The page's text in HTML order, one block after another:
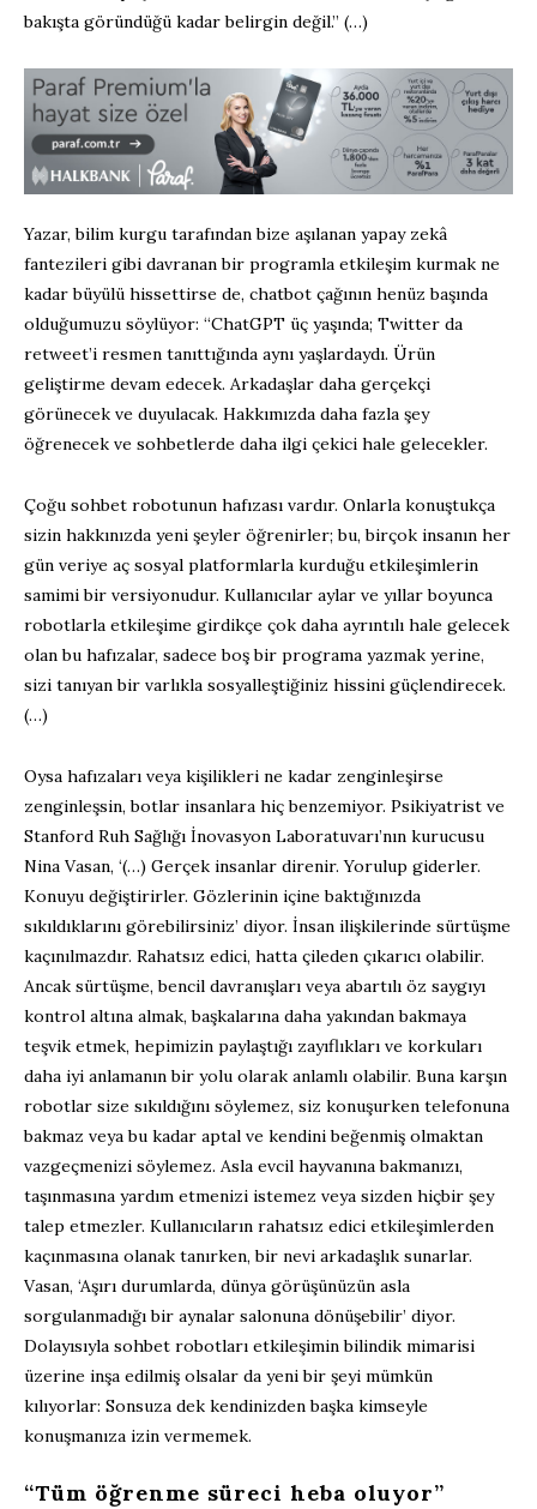
bakışta göründüğü kadar belirgin değil.” (…)
Yazar, bilim kurgu tarafından bize aşılanan yapay zekâ
fantezileri gibi davranan bir programla etkileşim kurmak ne
kadar büyülü hissettirse de, chatbot çağının henüz başında
olduğumuzu söylüyor: “ChatGPT üç yaşında; Twitter da
retweet’i resmen tanıttığında aynı yaşlardaydı. Ürün
geliştirme devam edecek. Arkadaşlar daha gerçekçi
görünecek ve duyulacak. Hakkımızda daha fazla şey
öğrenecek ve sohbetlerde daha ilgi çekici hale gelecekler.
Çoğu sohbet robotunun hafızası vardır. Onlarla konuştukça
sizin hakkınızda yeni şeyler öğrenirler; bu, birçok insanın her
gün veriye aç sosyal platformlarla kurduğu etkileşimlerin
samimi bir versiyonudur. Kullanıcılar aylar ve yıllar boyunca
robotlarla etkileşime girdikçe çok daha ayrıntılı hale gelecek
olan bu hafızalar, sadece boş bir programa yazmak yerine,
sizi tanıyan bir varlıkla sosyalleştiğiniz hissini güçlendirecek.
(…)
Oysa hafızaları veya kişilikleri ne kadar zenginleşirse
zenginleşsin, botlar insanlara hiç benzemiyor. Psikiyatrist ve
Stanford Ruh Sağlığı İnovasyon Laboratuvarı’nın kurucusu
Nina Vasan, ‘(…) Gerçek insanlar direnir. Yorulup giderler.
Konuyu değiştirirler. Gözlerinin içine baktığınızda
sıkıldıklarını görebilirsiniz’ diyor. İnsan ilişkilerinde sürtüşme
kaçınılmazdır. Rahatsız edici, hatta çileden çıkarıcı olabilir.
Ancak sürtüşme, bencil davranışları veya abartılı öz saygıyı
kontrol altına almak, başkalarına daha yakından bakmaya
teşvik etmek, hepimizin paylaştığı zayıflıkları ve korkuları
daha iyi anlamanın bir yolu olarak anlamlı olabilir. Buna karşın
robotlar size sıkıldığını söylemez, siz konuşurken telefonuna
bakmaz veya bu kadar aptal ve kendini beğenmiş olmaktan
vazgeçmenizi söylemez. Asla evcil hayvanına bakmanızı,
taşınmasına yardım etmenizi istemez veya sizden hiçbir şey
talep etmezler. Kullanıcıların rahatsız edici etkileşimlerden
kaçınmasına olanak tanırken, bir nevi arkadaşlık sunarlar.
Vasan, ‘Aşırı durumlarda, dünya görüşünüzün asla
sorgulanmadığı bir aynalar salonuna dönüşebilir’ diyor.
Dolayısıyla sohbet robotları etkileşimin bilindik mimarisi
üzerine inşa edilmiş olsalar da yeni bir şeyi mümkün
kılıyorlar: Sonsuza dek kendinizden başka kimseyle
konuşmanıza izin vermemek.
“Tüm öğrenme süreci heba oluyor”